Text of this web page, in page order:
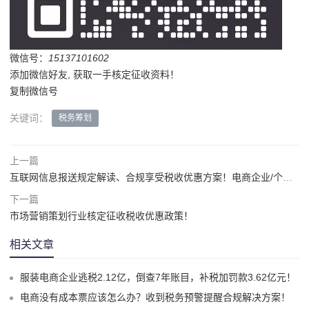
微信号：
15137101602
添加微信好友, 获取一手核定征收资料！
复制微信号
关键词： 税务筹划
上一篇
下一篇
市场营销策划行业核定征收税收优惠政策！
相关文章
服装电商企业逃税2.12亿，倒查7年账目，补税加罚款3.62亿元！
电商没有成本票应该怎么办？收到税务预警提醒合规解决方案！